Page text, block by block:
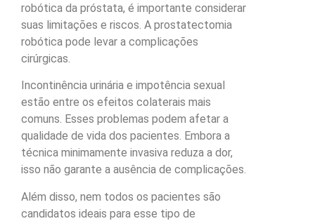
robótica da próstata, é importante considerar
suas limitações e riscos. A prostatectomia
robótica pode levar a complicações
cirúrgicas.
Incontinência urinária e impotência sexual
estão entre os efeitos colaterais mais
comuns. Esses problemas podem afetar a
qualidade de vida dos pacientes. Embora a
técnica minimamente invasiva reduza a dor,
isso não garante a ausência de complicações.
Além disso, nem todos os pacientes são
candidatos ideais para esse tipo de